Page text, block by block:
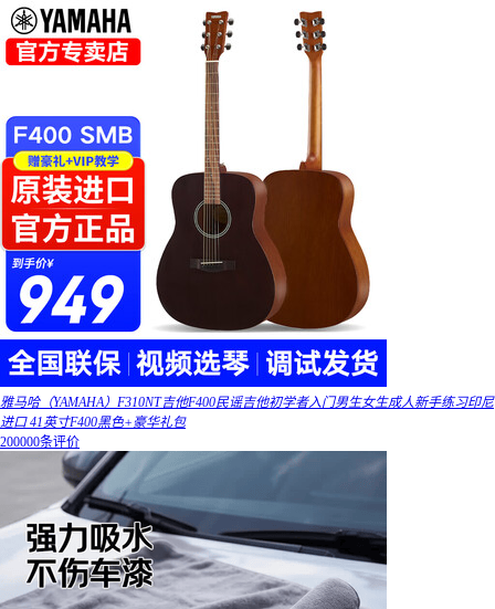
雅马哈（YAMAHA）F310NT吉他F400民谣吉他初学者入门男生女生成人新手练习印尼
进口 41英寸F400黑色+豪华礼包
200000条评价